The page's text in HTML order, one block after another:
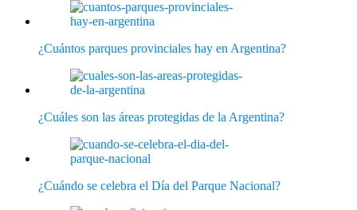
¿Cuántos parques provinciales hay en Argentina?
¿Cuáles son las áreas protegidas de la Argentina?
¿Cuándo se celebra el Día del Parque Nacional?